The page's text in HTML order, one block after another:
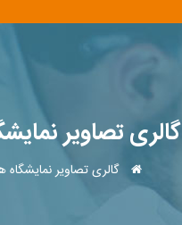
گالری تصاویر
گالری تصاویر نمایشگاه